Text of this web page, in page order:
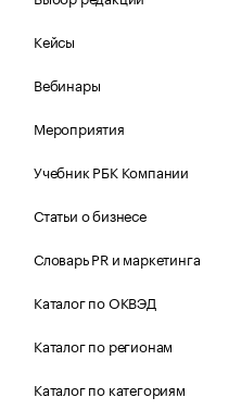
Кейсы
Вебинары
Мероприятия
Учебник РБК Компании
Статьи о бизнесе
Словарь PR и маркетинга
Каталог по ОКВЭД
Каталог по регионам
Каталог по категориям